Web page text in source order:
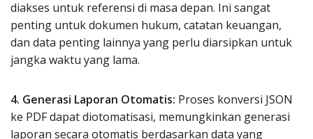
diakses untuk referensi di masa depan. Ini sangat
penting untuk dokumen hukum, catatan keuangan,
dan data penting lainnya yang perlu diarsipkan untuk
jangka waktu yang lama.
4. Generasi Laporan Otomatis: Proses konversi JSON
ke PDF dapat diotomatisasi, memungkinkan generasi
laporan secara otomatis berdasarkan data yang